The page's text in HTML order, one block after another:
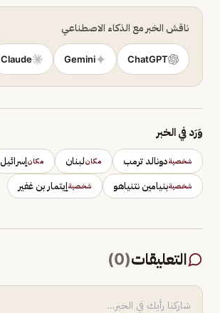
ناقش الخبر مع الذكاء الاصطناعي
ChatGPT
Gemini
Claude
وَرَد في الخبر
شخصيةدونالد ترمب مكانلبنان مكانإسرائيل
شخصيةبنيامين نتنياهو شخصيةإيتمار بن غفير
التعليقات(
0
)